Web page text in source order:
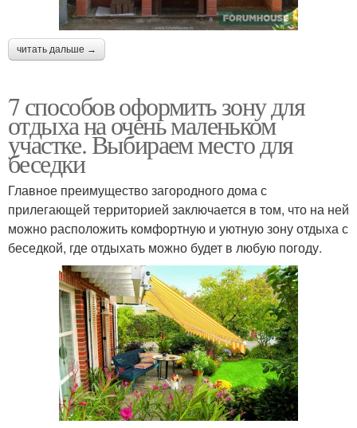
читать дальше →
7 способов оформить зону для
отдыха на очень маленьком
участке. Выбираем место для
беседки
Главное преимущество загородного дома с
прилегающей территорией заключается в том, что на ней
можно расположить комфортную и уютную зону отдыха с
беседкой, где отдыхать можно будет в любую погоду.